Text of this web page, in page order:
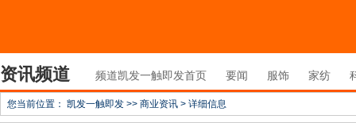
资讯频道 频道凯发一触即发首页 要闻 服饰 家纺
您当前位置： 凯发一触即发 >> 商业资讯 > 详细信息